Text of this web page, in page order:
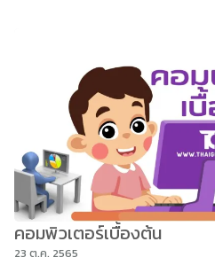
คอมพิวเตอร์เบื้องต้น
23 ต.ค. 2565